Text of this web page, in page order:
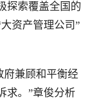
探索覆盖全国的
资产管理公司”
兼顾和平衡经
求。”章俊分析